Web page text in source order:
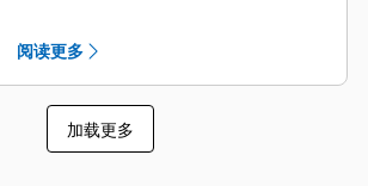
阅读更多
加载更多